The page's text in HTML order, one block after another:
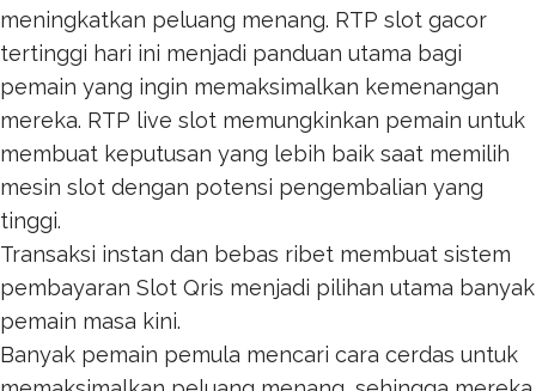
meningkatkan peluang menang. RTP slot gacor
tertinggi hari ini menjadi panduan utama bagi
pemain yang ingin memaksimalkan kemenangan
mereka. RTP live slot memungkinkan pemain untuk
membuat keputusan yang lebih baik saat memilih
mesin slot dengan potensi pengembalian yang
tinggi.
Transaksi instan dan bebas ribet membuat sistem
pembayaran Slot Qris menjadi pilihan utama banyak
pemain masa kini.
Banyak pemain pemula mencari cara cerdas untuk